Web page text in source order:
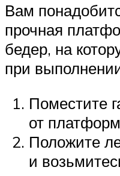
Вам
прочная
бедер, на
при
Поместите
от
Положите
и